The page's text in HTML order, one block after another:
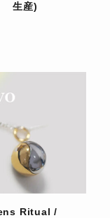
生産)
Ritual /